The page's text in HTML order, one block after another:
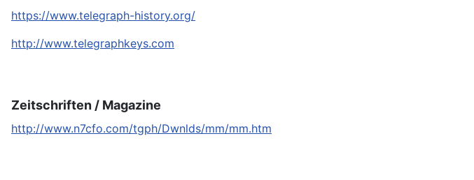
https://www.telegraph-history.org/
http://www.telegraphkeys.com
Zeitschriften / Magazine
http://www.n7cfo.com/tgph/Dwnlds/mm/mm.htm